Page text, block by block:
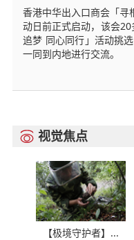
香港中华出入口商会「寻
动日前正式启动，该会
追梦 同心同行」活动挑
一同到内地进行交流。
 视觉焦点
【极境守护者】...